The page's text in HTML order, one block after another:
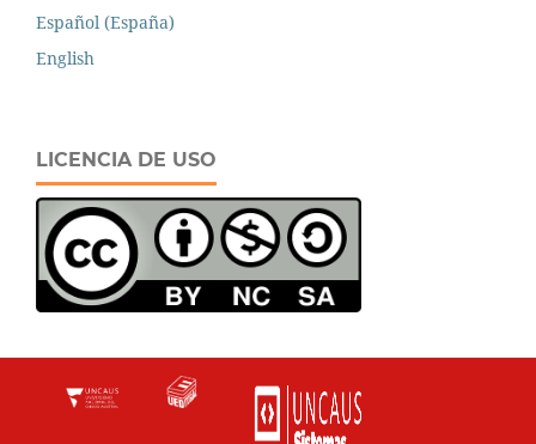
Español (España)
English
LICENCIA DE USO